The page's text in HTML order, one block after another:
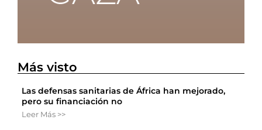
Más visto
Las defensas sanitarias de África han mejorado,
pero su financiación no
Leer Más >>